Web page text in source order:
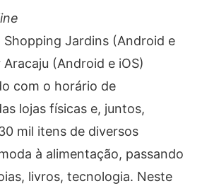
Shopping Jardins (Android e
(Android e iOS)
com o horário de
lojas físicas e, juntos,
mil itens de diversos
à alimentação, passando
livros, tecnologia. Neste